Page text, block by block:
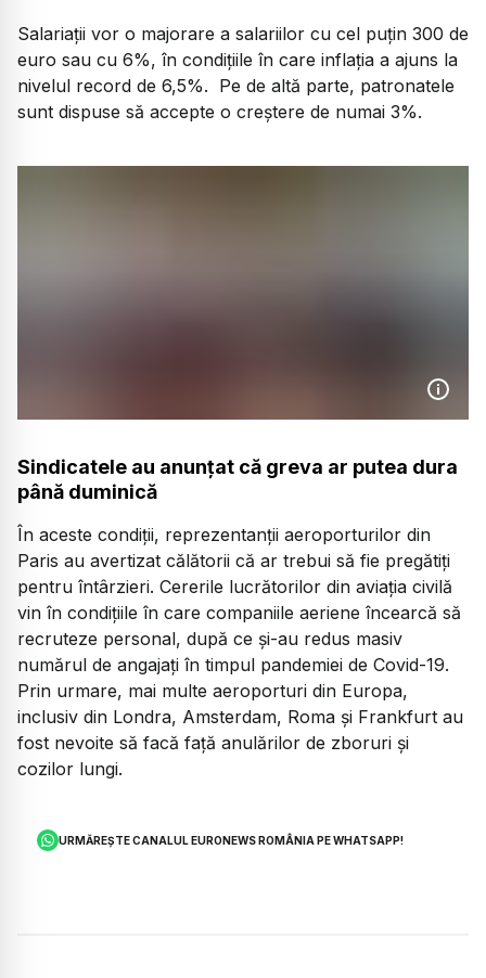
Salariații vor o majorare a salariilor cu cel puțin 300 de
euro sau cu 6%, în condițiile în care inflația a ajuns la
nivelul record de 6,5%. Pe de altă parte, patronatele
sunt dispuse să accepte o creștere de numai 3%.
Sindicatele au anunțat că greva ar putea dura
până duminică
În aceste condiții, reprezentanții aeroporturilor din
Paris au avertizat călătorii că ar trebui să fie pregătiți
pentru întârzieri. Cererile lucrătorilor din aviația civilă
vin în condițiile în care companiile aeriene încearcă să
recruteze personal, după ce și-au redus masiv
numărul de angajați în timpul pandemiei de Covid-19.
Prin urmare, mai multe aeroporturi din Europa,
inclusiv din Londra, Amsterdam, Roma și Frankfurt au
fost nevoite să facă față anulărilor de zboruri și
cozilor lungi.
URMĂREȘTE CANALUL EURONEWS ROMÂNIA PE WHATSAPP!